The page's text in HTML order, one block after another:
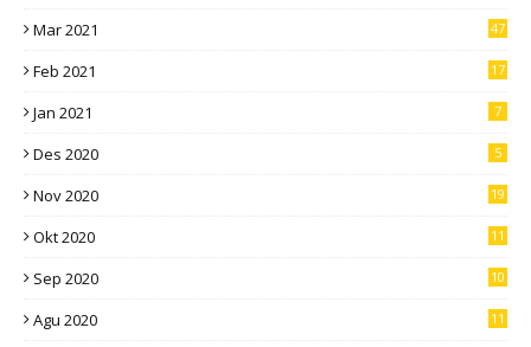
Mar 2021 47
Feb 2021 17
Jan 2021 7
Des 2020 5
Nov 2020 19
Okt 2020 11
Sep 2020 10
Agu 2020 11